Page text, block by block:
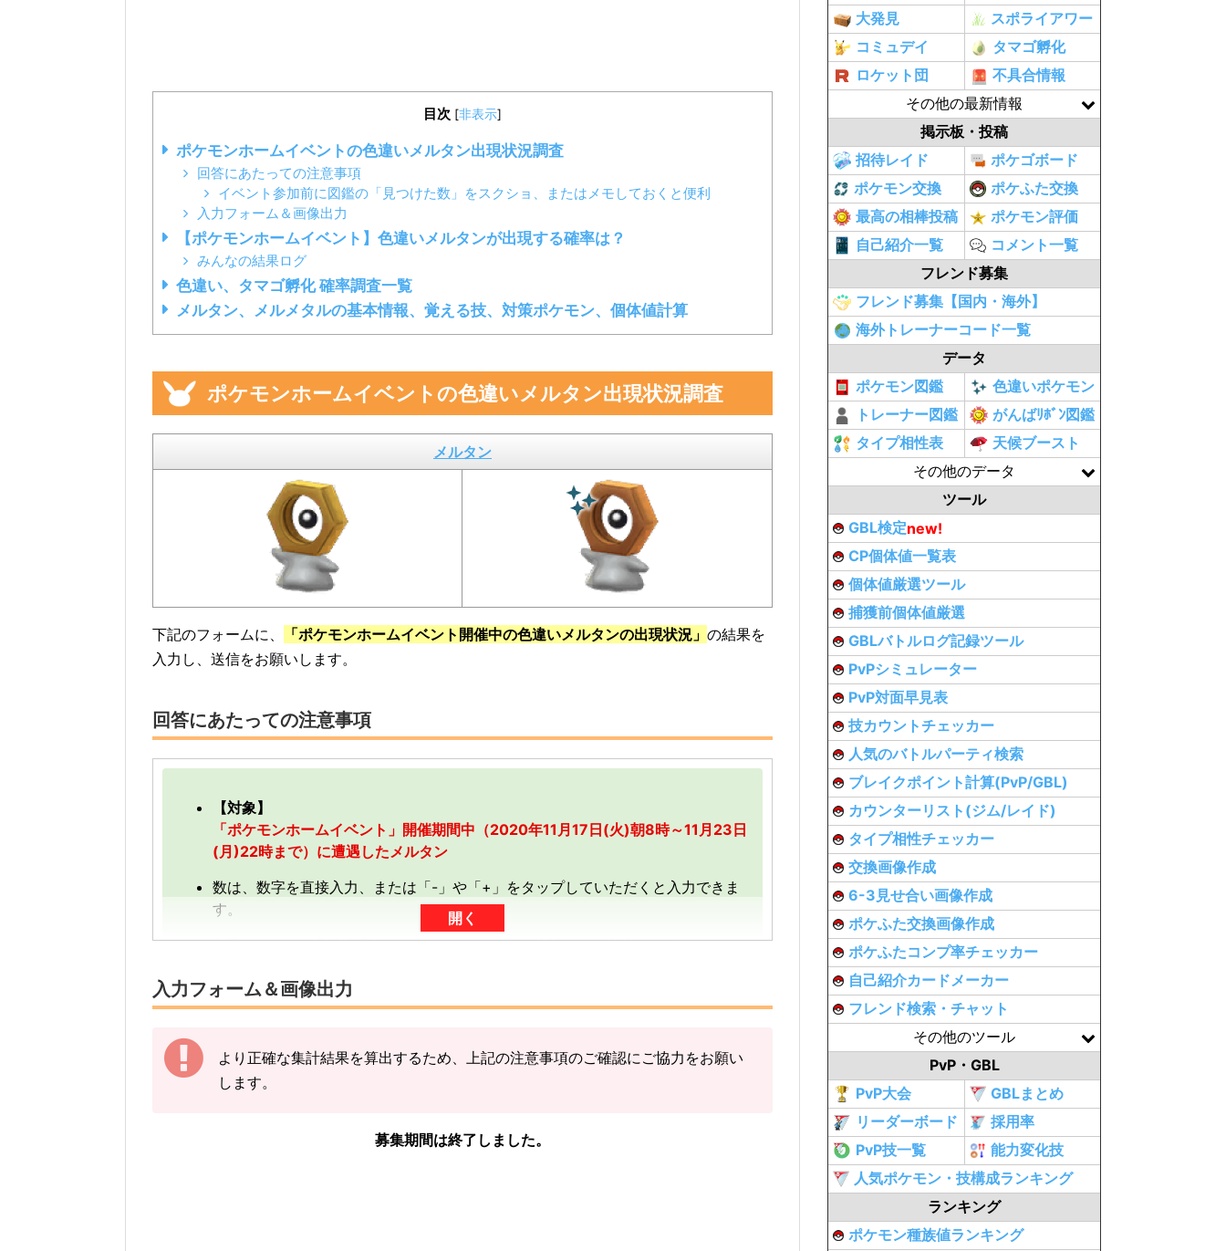
目次 [非表示]
ポケモンホームイベントの色違いメルタン出現状況調査
回答にあたっての注意事項
イベント参加前に図鑑の「見つけた数」をスクショ、またはメモしておくと便利
入力フォーム＆画像出力
【ポケモンホームイベント】色違いメルタンが出現する確率は？
みんなの結果ログ
色違い、タマゴ孵化 確率調査一覧
メルタン、メルメタルの基本情報、覚える技、対策ポケモン、個体値計算
ポケモンホームイベントの色違いメルタン出現状況調査
メルタン
下記のフォームに、 「ポケモンホームイベント開催中の色違いメルタンの出現状況」 の結果を
入力し、送信をお願いします。
回答にあたっての注意事項
【対象】
「ポケモンホームイベント」開催期間中（2020年11月17日(火)朝8時～11月23日
(月)22時まで）に遭遇したメルタン
数は、数字を直接入力、または「-」や「+」をタップしていただくと入力できま
す。
数字は、前回の入力内容に追加分を加算する形（累計数）で入力をお願いしま
【例】
その後の結果が2匹→前回入力した「3」に「+2」して「5」で送信
下記の情報を入力し、
「イベント開始前のメルタンを見つけた数」
開く
入力フォーム＆画像出力
より正確な集計結果を算出するため、上記の注意事項のご確認にご協力をお願い
します。
募集期間は終了しました。
大発見
スポライアワー
コミュデイ
タマゴ孵化
ロケット団
不具合情報
その他の最新情報
掲示板・投稿
招待レイド
ポケゴボード
ポケモン交換
ポケふた交換
最高の相棒投稿
ポケモン評価
自己紹介一覧
コメント一覧
フレンド募集
フレンド募集【国内・海外】
海外トレーナーコード一覧
データ
ポケモン図鑑
色違いポケモン
トレーナー図鑑
がんばﾘﾎﾞﾝ図鑑
タイプ相性表
天候ブースト
その他のデータ
ツール
GBL検定new!
CP個体値一覧表
個体値厳選ツール
捕獲前個体値厳選
GBLバトルログ記録ツール
PvPシミュレーター
PvP対面早見表
技カウントチェッカー
人気のバトルパーティ検索
ブレイクポイント計算(PvP/GBL)
カウンターリスト(ジム/レイド)
タイプ相性チェッカー
交換画像作成
6-3見せ合い画像作成
ポケふた交換画像作成
ポケふたコンプ率チェッカー
自己紹介カードメーカー
フレンド検索・チャット
その他のツール
PvP・GBL
PvP大会
GBLまとめ
リーダーボード
採用率
PvP技一覧
能力変化技
人気ポケモン・技構成ランキング
ランキング
ポケモン種族値ランキング